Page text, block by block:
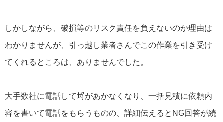
しかしながら、破損等のリスク責任を負えないのか理由は
わかりませんが、引っ越し業者さんでこの作業を引き受け
てくれるところは、ありませんでした。
大手数社に電話して埒があかなくなり、一括見積に依頼内
容を書いて電話をもらうものの、詳細伝えるとNG回答が続